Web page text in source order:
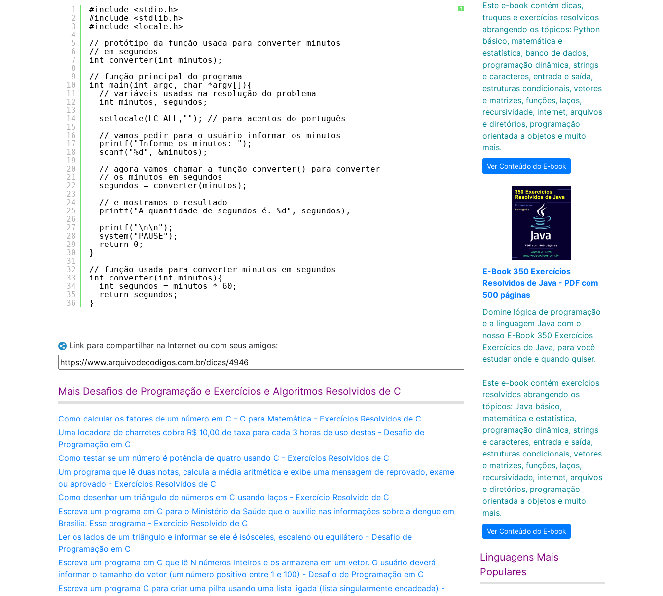
?
1
2
3
4
5
6
7
8
9
10
11
12
13
14
15
16
17
18
19
20
21
22
23
24
25
26
27
28
29
30
31
32
33
34
35
36
#include <stdio.h>
#include <stdlib.h>
#include <locale.h>
// protótipo da função usada para converter minutos
// em segundos
int converter(int minutos);
// função principal do programa
int main(int argc, char *argv[]){
// variáveis usadas na resolução do problema
int minutos, segundos;
setlocale(LC_ALL,""); // para acentos do português
// vamos pedir para o usuário informar os minutos
printf("Informe os minutos: ");
scanf("%d", &minutos);
// agora vamos chamar a função converter() para converter
// os minutos em segundos
segundos = converter(minutos);
// e mostramos o resultado
printf("A quantidade de segundos é: %d", segundos);
printf("\n\n");
system("PAUSE");
return 0;
}
// função usada para converter minutos em segundos
int converter(int minutos){
int segundos = minutos * 60;
return segundos;
}
Link para compartilhar na Internet ou com seus amigos:
Mais Desafios de Programação e Exercícios e Algoritmos Resolvidos de C
Como calcular os fatores de um número em C - C para Matemática - Exercícios Resolvidos de C
Uma locadora de charretes cobra R$ 10,00 de taxa para cada 3 horas de uso destas - Desafio de
Programação em C
Como testar se um número é potência de quatro usando C - Exercícios Resolvidos de C
Um programa que lê duas notas, calcula a média aritmética e exibe uma mensagem de reprovado, exame
ou aprovado - Exercícios Resolvidos de C
Como desenhar um triângulo de números em C usando laços - Exercício Resolvido de C
Escreva um programa em C para o Ministério da Saúde que o auxilie nas informações sobre a dengue em
Brasília. Esse programa - Exercício Resolvido de C
Ler os lados de um triângulo e informar se ele é isósceles, escaleno ou equilátero - Desafio de
Programação em C
Escreva um programa em C que lê N números inteiros e os armazena em um vetor. O usuário deverá
informar o tamanho do vetor (um número positivo entre 1 e 100) - Desafio de Programação em C
Escreva um programa C para criar uma pilha usando uma lista ligada (lista singularmente encadeada) -
Este e-book contém dicas,
truques e exercícios resolvidos
abrangendo os tópicos: Python
básico, matemática e
estatística, banco de dados,
programação dinâmica, strings
e caracteres, entrada e saída,
estruturas condicionais, vetores
e matrizes, funções, laços,
recursividade, internet, arquivos
e diretórios, programação
orientada a objetos e muito
mais.
Ver Conteúdo do E-book
E-Book 350 Exercícios
Resolvidos de Java - PDF com
500 páginas
Domine lógica de programação
e a linguagem Java com o
nosso E-Book 350 Exercícios
Exercícios de Java, para você
estudar onde e quando quiser.
Este e-book contém exercícios
resolvidos abrangendo os
tópicos: Java básico,
matemática e estatística,
programação dinâmica, strings
e caracteres, entrada e saída,
estruturas condicionais, vetores
e matrizes, funções, laços,
recursividade, internet, arquivos
e diretórios, programação
orientada a objetos e muito
mais.
Ver Conteúdo do E-book
Linguagens Mais
Populares